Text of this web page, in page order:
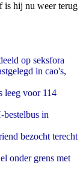
is hij nu weer terug
op seksfora
in cao's,
leeg voor 114
in
bezocht terecht
onder grens met